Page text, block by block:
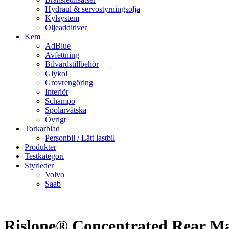
Hydraul & servostyrningsolja
Kylsystem
Oljeadditiver
Kem
AdBlue
Avfettning
Bilvårdstillbehör
Glykol
Grovrengöring
Interiör
Schampo
Spolarvätska
Övrigt
Torkarblad
Personbil / Lätt lastbil
Produkter
Testkategori
Styrleder
Volvo
Saab